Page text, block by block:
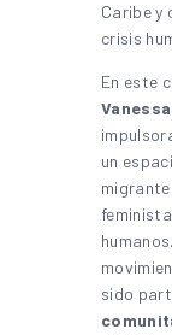
Caribe
crisis
En este
un
sido